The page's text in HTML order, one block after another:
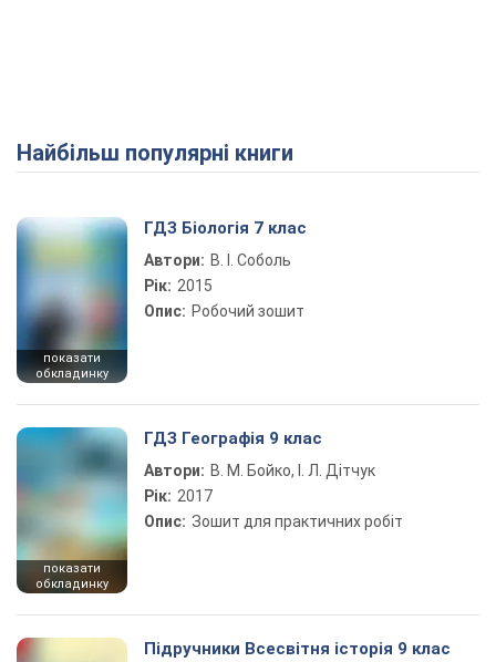
Найбільш популярні книги
показати
обкладинку
ГДЗ Біологія 7 клас
Автори: В. І. Соболь
Рік: 2015
Опис: Робочий зошит
показати
обкладинку
ГДЗ Географія 9 клас
Автори: В. М. Бойко, І. Л. Дітчук
Рік: 2017
Опис: Зошит для практичних робіт
Підручники Всесвітня історія 9 клас